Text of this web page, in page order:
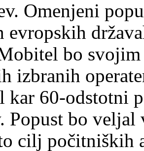
Omenjeni
evropskih
bo
izbranih
kar 60-odstotni
Popust bo
cilj počitniških